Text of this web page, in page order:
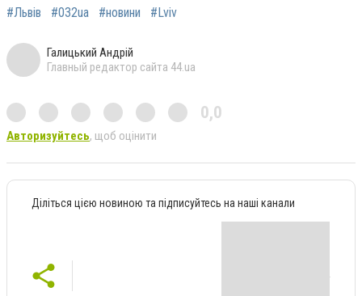
#Львів #032ua #новини #Lviv
Галицький Андрій
Главный редактор сайта 44.ua
0,0
Авторизуйтесь, щоб оцінити
Діліться цією новиною та підписуйтесь на наші канали